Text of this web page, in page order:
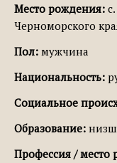
Место рождения:
Черноморского
Пол: мужчина
Национальность:
Социальное
Образование:
Профессия / место